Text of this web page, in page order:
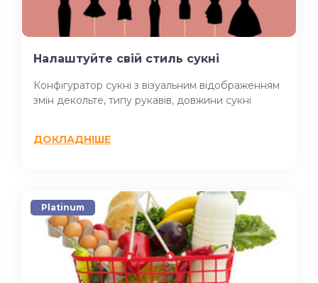
Налаштуйте свій стиль сукні
Конфігуратор сукні з візуальним відображенням
змін декольте, типу рукавів, довжини сукні
ДОКЛАДНІШЕ
Platinum